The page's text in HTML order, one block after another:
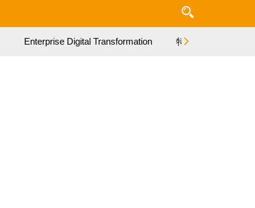
Enterprise Digital Transformation 特集